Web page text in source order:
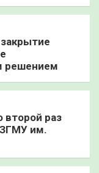
решением
второй раз
им.